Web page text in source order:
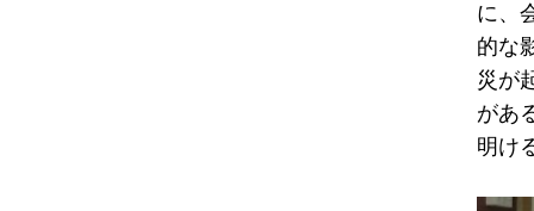
に、
的な
災が
があ
明け